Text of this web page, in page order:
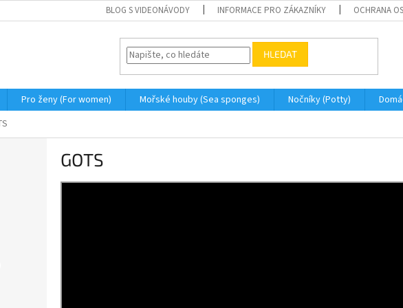
BLOG S VIDEONÁVODY INFORMACE PRO ZÁKAZNÍKY OCHRANA
HLEDAT
Pro ženy (For women) Mořské houby (Sea sponges) Nočníky (Potty)
GOTS